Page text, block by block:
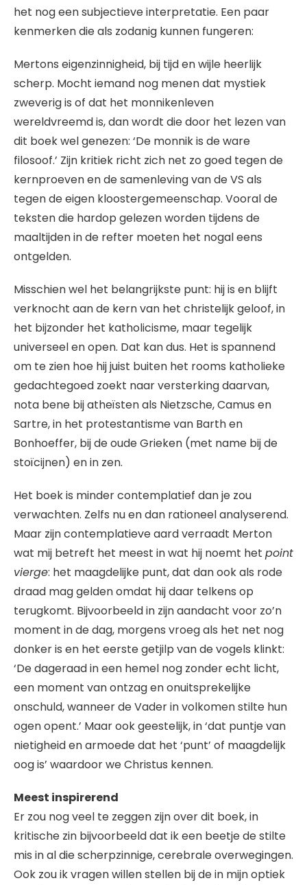
het nog een subjectieve interpretatie. Een paar
kenmerken die als zodanig kunnen fungeren:
Mertons eigenzinnigheid, bij tijd en wijle heerlijk
scherp. Mocht iemand nog menen dat mystiek
zweverig is of dat het monnikenleven
wereldvreemd is, dan wordt die door het lezen van
dit boek wel genezen: ‘De monnik is de ware
filosoof.’ Zijn kritiek richt zich net zo goed tegen de
kernproeven en de samenleving van de VS als
tegen de eigen kloostergemeenschap. Vooral de
teksten die hardop gelezen worden tijdens de
maaltijden in de refter moeten het nogal eens
ontgelden.
Misschien wel het belangrijkste punt: hij is en blijft
verknocht aan de kern van het christelijk geloof, in
het bijzonder het katholicisme, maar tegelijk
universeel en open. Dat kan dus. Het is spannend
om te zien hoe hij juist buiten het rooms katholieke
gedachtegoed zoekt naar versterking daarvan,
nota bene bij atheïsten als Nietzsche, Camus en
Sartre, in het protestantisme van Barth en
Bonhoeffer, bij de oude Grieken (met name bij de
stoïcijnen) en in zen.
Het boek is minder contemplatief dan je zou
verwachten. Zelfs nu en dan rationeel analyserend.
Maar zijn contemplatieve aard verraadt Merton
wat mij betreft het meest in wat hij noemt het point
vierge: het maagdelijke punt, dat dan ook als rode
draad mag gelden omdat hij daar telkens op
terugkomt. Bijvoorbeeld in zijn aandacht voor zo’n
moment in de dag, morgens vroeg als het net nog
donker is en het eerste getjilp van de vogels klinkt:
‘De dageraad in een hemel nog zonder echt licht,
een moment van ontzag en onuitsprekelijke
onschuld, wanneer de Vader in volkomen stilte hun
ogen opent.’ Maar ook geestelijk, in ‘dat puntje van
nietigheid en armoede dat het ‘punt’ of maagdelijk
oog is’ waardoor we Christus kennen.
Meest inspirerend
Er zou nog veel te zeggen zijn over dit boek, in
kritische zin bijvoorbeeld dat ik een beetje de stilte
mis in al die scherpzinnige, cerebrale overwegingen.
Ook zou ik vragen willen stellen bij de in mijn optiek